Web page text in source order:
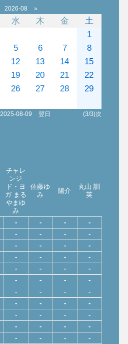
2026-08 »
水 木 金
土
1
5 6 7
8
12 13 14
15
19 20 21
22
26 27 28
29
2025-08-09 翌日 (3/3)次
チャレ
ンジ
ド・ヨ
ガ まる
やまゆ
み
佐藤ゆ
み
陽介
丸山 訓
英
- - - -
- - - -
- - - -
- - - -
- - - -
- - - -
- - - -
- - - -
- - - -
- - - -
- - - -